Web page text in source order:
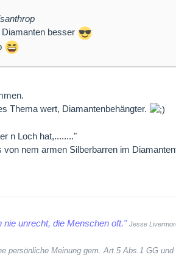
besser
Thema wert, Diamantenbehängter.
n Loch hat,........"
von nem armen Silberbarren im
nie unrecht, die Menschen oft." Jesse
persönliche Meinung gem. Art.5 Abs.1 GG